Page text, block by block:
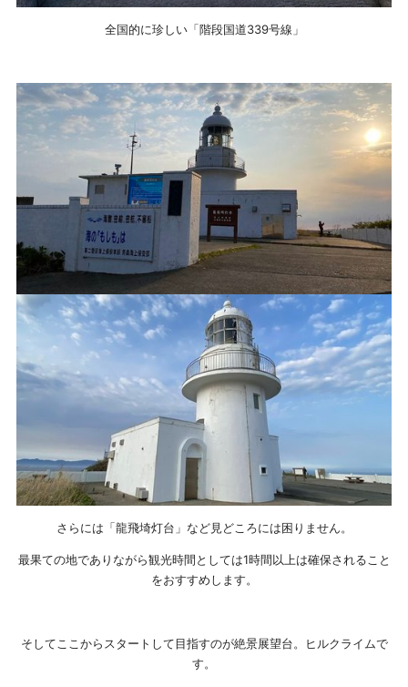
全国的に珍しい「階段国道339号線」
さらには「龍飛埼灯台」など見どころには困りません。
最果ての地でありながら観光時間としては1時間以上は確保されること
をおすすめします。
そしてここからスタートして目指すのが絶景展望台。ヒルクライムで
す。